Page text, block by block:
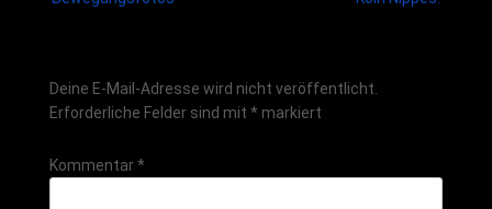
Deine E-Mail-Adresse wird nicht veröffentlicht.
Erforderliche Felder sind mit * markiert
Kommentar*